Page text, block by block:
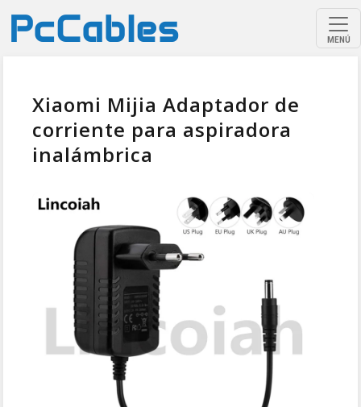
MENÚ
Xiaomi Mijia Adaptador de
corriente para aspiradora
inalámbrica